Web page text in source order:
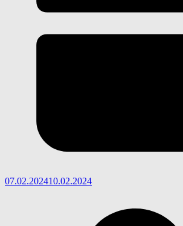
07.02.202410.02.2024